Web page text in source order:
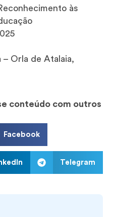
às
– Orla de Atalaia,
conteúdo com outros
Facebook
Telegram